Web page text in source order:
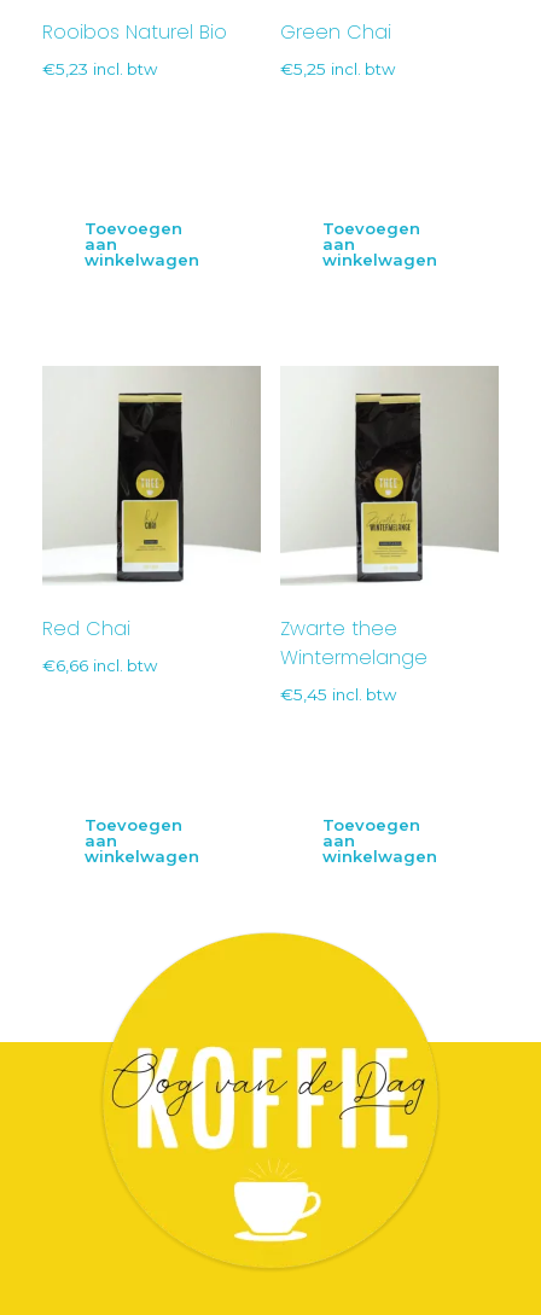
Rooibos Naturel Bio
€5,23 incl. btw
Toevoegen
aan
winkelwagen
Green Chai
€5,25 incl. btw
Toevoegen
aan
winkelwagen
Red Chai
€6,66 incl. btw
Toevoegen
aan
winkelwagen
Zwarte thee
Wintermelange
€5,45 incl. btw
Toevoegen
aan
winkelwagen